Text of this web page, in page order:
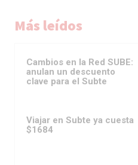
Más leídos
Cambios en la Red SUBE:
anulan un descuento
clave para el Subte
Viajar en Subte ya cuesta
$1684